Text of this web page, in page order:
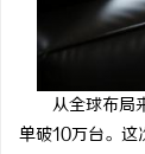
从全球布局
单破10万台。